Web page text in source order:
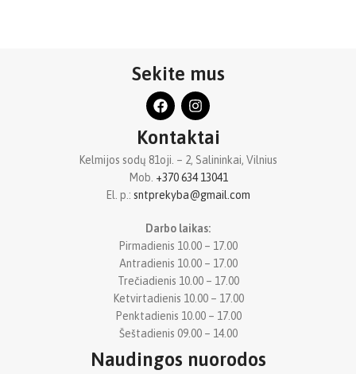
Sekite mus
Kontaktai
Kelmijos sodų 81oji. – 2, Salininkai, Vilnius
Mob. +370 634 13041
El. p.: sntprekyba@gmail.com
Darbo laikas:
Pirmadienis 10.00 – 17.00
Antradienis 10.00 – 17.00
Trečiadienis 10.00 – 17.00
Ketvirtadienis 10.00 – 17.00
Penktadienis 10.00 – 17.00
Šeštadienis 09.00 – 14.00
Naudingos nuorodos